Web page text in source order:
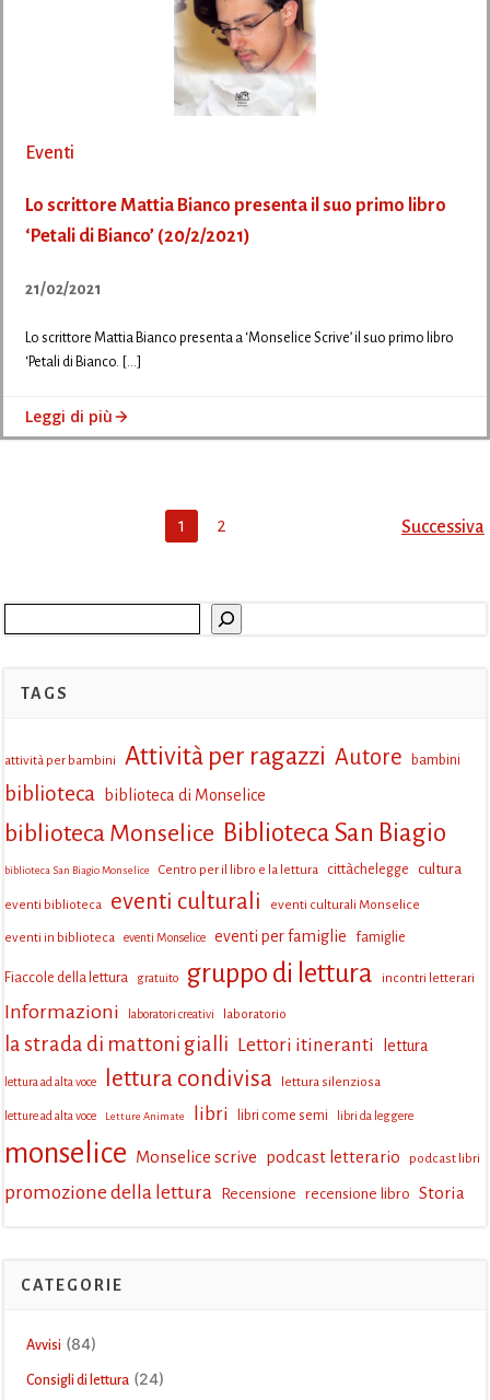
Eventi
Lo scrittore Mattia Bianco presenta il suo primo libro
‘Petali di Bianco’ (20/2/2021)
21/02/2021
Lo scrittore Mattia Bianco presenta a ‘Monselice Scrive’ il suo primo libro
‘Petali di Bianco. […]
Leggi di più
Page
1 Page
2
Posts
Successiva
TAGS
attività per bambini Attività per ragazzi Autore bambini
biblioteca biblioteca di Monselice
biblioteca Monselice Biblioteca San Biagio
biblioteca San Biagio Monselice Centro per il libro e la lettura cittàchelegge cultura
eventi biblioteca eventi culturali eventi culturali Monselice
eventi in biblioteca eventi Monselice eventi per famiglie famiglie
Fiaccole della lettura gratuito gruppo di lettura incontri letterari
Informazioni laboratori creativi laboratorio
la strada di mattoni gialli Lettori itineranti lettura
lettura ad alta voce lettura condivisa lettura silenziosa
letture ad alta voce Letture Animate libri libri come semi libri da leggere
monselice Monselice scrive podcast letterario podcast libri
promozione della lettura Recensione recensione libro Storia
CATEGORIE
Avvisi (84)
Consigli di lettura (24)